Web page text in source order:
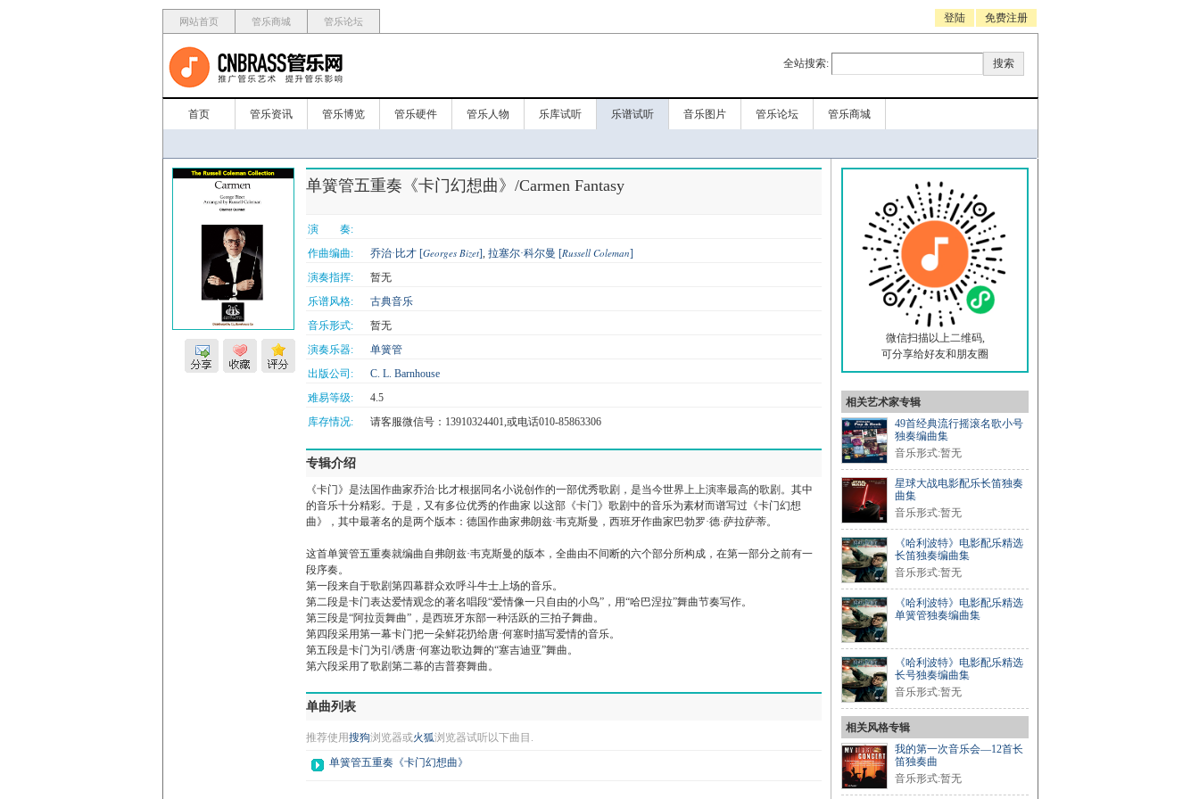
网站首页 管乐商城 管乐论坛 登陆 免费注册
全站搜索:
首页 管乐资讯 管乐博览 管乐硬件 管乐人物 乐库试听 乐谱试听 音乐图片 管乐论坛 管乐商城
单簧管五重奏《卡门幻想曲》/Carmen Fantasy
演 奏:
作曲编曲:
乔治·比才 [Georges Bizet], 拉塞尔·科尔曼 [Russell Coleman]
演奏指挥:
暂无
乐谱风格:
古典音乐
音乐形式:
暂无
演奏乐器:
单簧管
出版公司:
C. L. Barnhouse
难易等级:
4.5
库存情况:
请客服微信号：13910324401,或电话010-85863306
专辑介绍
《卡门》是法国作曲家乔治·比才根据同名小说创作的一部优秀歌剧，是当今世界上上演率最高的歌剧。其中
的音乐十分精彩。于是，又有多位优秀的作曲家 以这部《卡门》歌剧中的音乐为素材而谱写过《卡门幻想
曲》，其中最著名的是两个版本：德国作曲家弗朗兹·韦克斯曼，西班牙作曲家巴勃罗·德·萨拉萨蒂。
这首单簧管五重奏就编曲自弗朗兹·韦克斯曼的版本，全曲由不间断的六个部分所构成，在第一部分之前有一
段序奏。
第一段来自于歌剧第四幕群众欢呼斗牛士上场的音乐。
第二段是卡门表达爱情观念的著名唱段“爱情像一只自由的小鸟”，用“哈巴涅拉”舞曲节奏写作。
第三段是“阿拉贡舞曲”，是西班牙东部一种活跃的三拍子舞曲。
第四段采用第一幕卡门把一朵鲜花扔给唐·何塞时描写爱情的音乐。
第五段是卡门为引/诱唐·何塞边歌边舞的“塞吉迪亚”舞曲。
第六段采用了歌剧第二幕的吉普赛舞曲。
单曲列表
推荐使用搜狗浏览器或火狐浏览器试听以下曲目.
单簧管五重奏《卡门幻想曲》
微信扫描以上二维码,
可分享给好友和朋友圈
相关艺术家专辑
49首经典流行摇滚名歌小号
独奏编曲集
音乐形式:暂无
星球大战电影配乐长笛独奏
曲集
音乐形式:暂无
《哈利波特》电影配乐精选
长笛独奏编曲集
音乐形式:暂无
《哈利波特》电影配乐精选
单簧管独奏编曲集
《哈利波特》电影配乐精选
长号独奏编曲集
音乐形式:暂无
相关风格专辑
我的第一次音乐会—12首长
笛独奏曲
音乐形式:暂无